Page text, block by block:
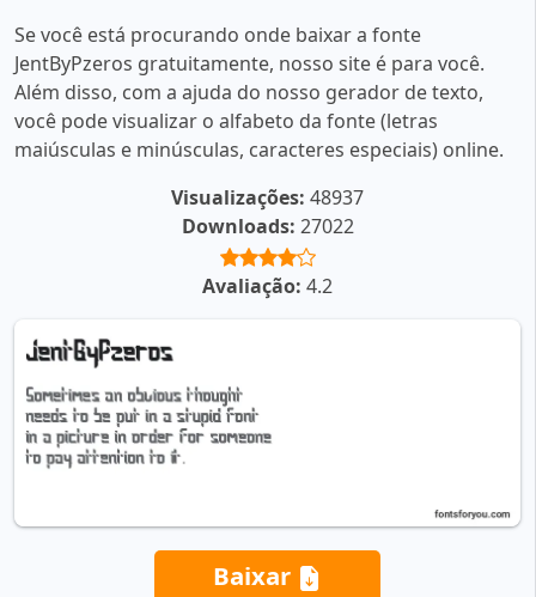
Se você está procurando onde baixar a fonte
JentByPzeros gratuitamente, nosso site é para você.
Além disso, com a ajuda do nosso gerador de texto,
você pode visualizar o alfabeto da fonte (letras
maiúsculas e minúsculas, caracteres especiais) online.
Visualizações: 48937
Downloads: 27022
Avaliação: 4.2
Baixar